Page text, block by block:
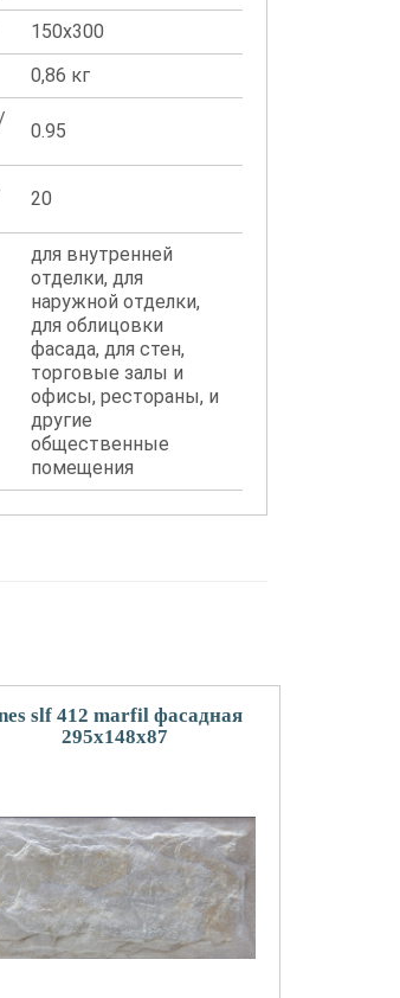
150x300
0,86 кг
0.95
20
для внутренней
отделки, для
наружной отделки,
для облицовки
фасада, для стен,
торговые залы и
офисы, рестораны, и
другие
общественные
помещения
slf 412 marfil фасадная
295x148х87